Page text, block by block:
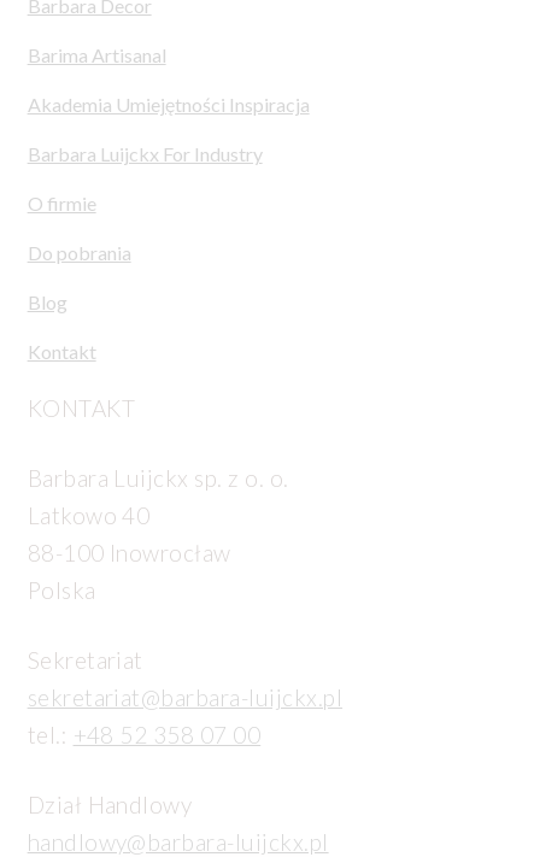
Barbara Decor
Barima Artisanal
Akademia Umiejętności Inspiracja
Barbara Luijckx For Industry
O firmie
Do pobrania
Blog
Kontakt
KONTAKT
Barbara Luijckx sp. z o. o.
Latkowo 40
88-100 Inowrocław
Polska
Sekretariat
sekretariat@barbara-luijckx.pl
tel.: +48 52 358 07 00
Dział Handlowy
handlowy@barbara-luijckx.pl